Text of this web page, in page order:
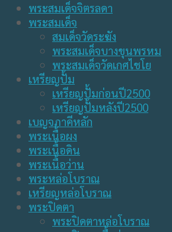
พระสมเด็จจิตรลดา
พระสมเด็จ
สมเด็จวัดระฆัง
พระสมเด็จบางขุนพรหม
พระสมเด็จวัดเกศไชโย
เหรียญปั้ม
เหรียญปั้มก่อนปี2500
เหรียญปั้มหลังปี2500
เบญจภาคีหลัก
พระเนื้อผง
พระเนื้อดิน
พระเนื้อว่าน
พระหล่อโบราณ
เหรียญหล่อโบราณ
พระปิดตา
พระปิดตาหล่อโบราณ